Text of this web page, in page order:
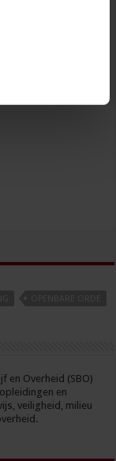
en Overheid (SBO)
en
veiligheid, milieu